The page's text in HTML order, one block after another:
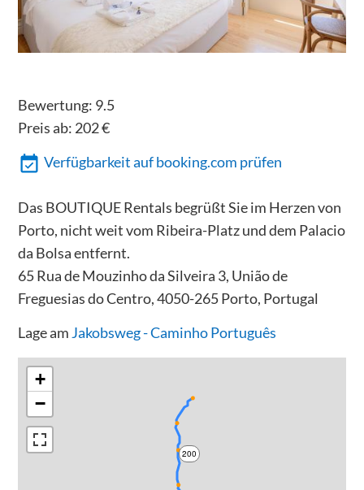
Bewertung: 9.5
Preis ab: 202€
Verfügbarkeit auf booking.com prüfen
Das BOUTIQUE Rentals begrüßt Sie im Herzen von
Porto, nicht weit vom Ribeira-Platz und dem Palacio
da Bolsa entfernt.
65 Rua de Mouzinho da Silveira 3, União de
Freguesias do Centro, 4050-265 Porto, Portugal
Lage am Jakobsweg - Caminho Português
200
+
−